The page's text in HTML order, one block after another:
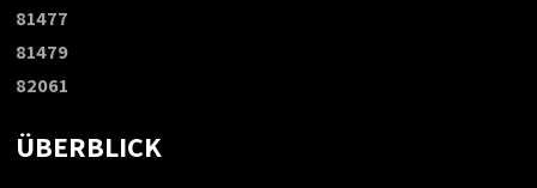
81477
81479
82061
ÜBERBLICK